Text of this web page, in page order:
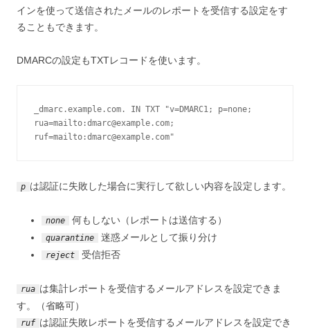
インを使って送信されたメールのレポートを受信する設定をす
ることもできます。
DMARCの設定もTXTレコードを使います。
_dmarc.example.com. IN TXT "v=DMARC1; p=none;
rua=mailto:dmarc@example.com;
ruf=mailto:dmarc@example.com"
p は認証に失敗した場合に実行して欲しい内容を設定します。
none 何もしない（レポートは送信する）
quarantine 迷惑メールとして振り分け
reject 受信拒否
rua は集計レポートを受信するメールアドレスを設定できま
す。（省略可）
ruf は認証失敗レポートを受信するメールアドレスを設定でき